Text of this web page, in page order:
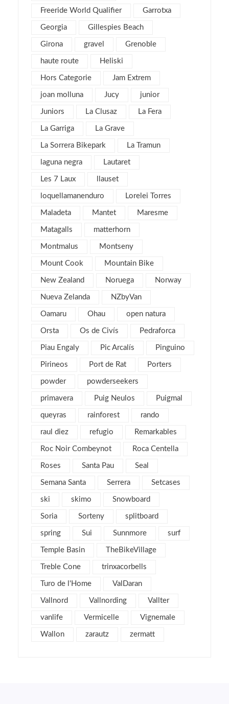
noviembre 2016
octubre 2016
septiembre 2016
agosto 2016
julio 2016
junio 2016
mayo 2016
noviembre 2013
mayo 2013
marzo 2013
febrero 2013
enero 2013
diciembre 2012
noviembre 2012
octubre 2012
septiembre 2012
enero 2012
diciembre 2011
noviembre 2011
octubre 2011
septiembre 2011
agosto 2011
julio 2011
junio 2011
mayo 2011
abril 2011
Freeride World Qualifier Garrotxa
Georgia Gillespies Beach
Girona gravel Grenoble
haute route Heliski
Hors Categorie Jam Extrem
joan molluna Jucy junior
Juniors La Clusaz La Fera
La Garriga La Grave
La Sorrera Bikepark La Tramun
laguna negra Lautaret
Les 7 Laux llauset
loquellamanenduro Lorelei Torres
Maladeta Mantet Maresme
Matagalls matterhorn
Montmalus Montseny
Mount Cook Mountain Bike
New Zealand Noruega Norway
Nueva Zelanda NZbyVan
Oamaru Ohau open natura
Orsta Os de Civís Pedraforca
Piau Engaly Pic Arcalís Pinguino
Pirineos Port de Rat Porters
powder powderseekers
primavera Puig Neulos Puigmal
queyras rainforest rando
raul diez refugio Remarkables
Roc Noir Combeynot Roca Centella
Roses Santa Pau Seal
Semana Santa Serrera Setcases
ski skimo Snowboard
Soria Sorteny splitboard
spring Sui Sunnmore surf
Temple Basin TheBikeVillage
Treble Cone trinxacorbells
Turo de l'Home ValDaran
Vallnord Vallnording Vallter
vanlife Vermicelle Vignemale
Wallon zarautz zermatt